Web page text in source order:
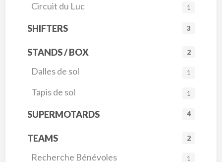
Circuit du Luc 1
SHIFTERS 3
STANDS / BOX 2
Dalles de sol 1
Tapis de sol 1
SUPERMOTARDS 4
TEAMS 2
Recherche Bénévoles 1